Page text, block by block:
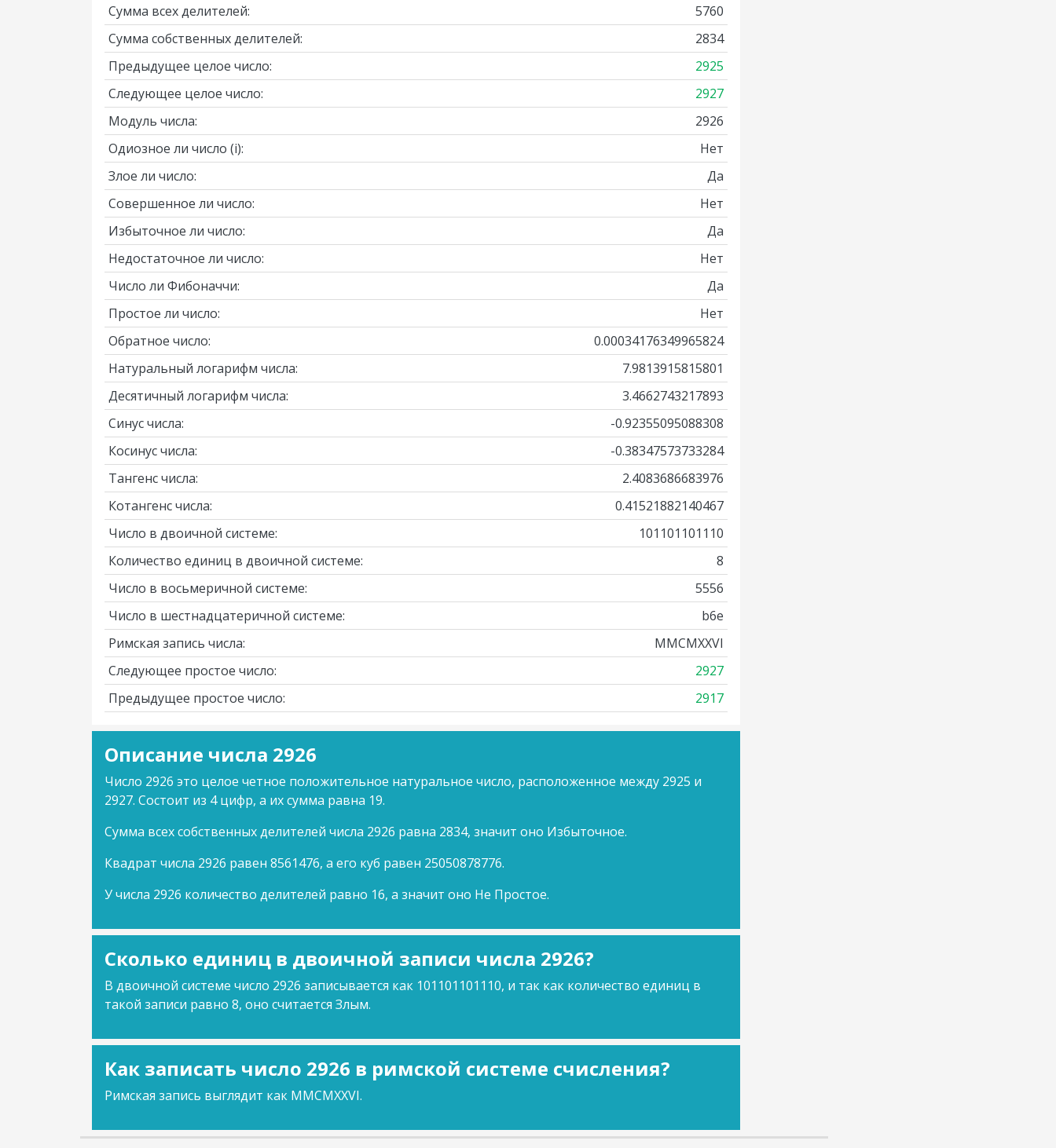
Сумма всех делителей:
5760
Сумма собственных делителей:
2834
Предыдущее целое число:
2925
Следующее целое число:
2927
Модуль числа:
2926
Одиозное ли число (i):
Нет
Злое ли число:
Да
Совершенное ли число:
Нет
Избыточное ли число:
Да
Недостаточное ли число:
Нет
Число ли Фибоначчи:
Да
Простое ли число:
Нет
Обратное число:
0.00034176349965824
Натуральный логарифм числа:
7.9813915815801
Десятичный логарифм числа:
3.4662743217893
Синус числа:
-0.92355095088308
Косинус числа:
-0.38347573733284
Тангенс числа:
2.4083686683976
Котангенс числа:
0.41521882140467
Число в двоичной системе:
101101101110
Количество единиц в двоичной системе:
8
Число в восьмеричной системе:
5556
Число в шестнадцатеричной системе:
b6e
Римская запись числа:
MMCMXXVI
Следующее простое число:
2927
Предыдущее простое число:
2917
Описание числа 2926
Число 2926 это целое четное положительное натуральное число, расположенное между 2925 и
2927. Состоит из 4 цифр, а их сумма равна 19.
Сумма всех собственных делителей числа 2926 равна 2834, значит оно Избыточное.
Квадрат числа 2926 равен 8561476, а его куб равен 25050878776.
У числа 2926 количество делителей равно 16, а значит оно Не Простое.
Сколько единиц в двоичной записи числа 2926?
В двоичной системе число 2926 записывается как 101101101110, и так как количество единиц в
такой записи равно 8, оно считается Злым.
Как записать число 2926 в римской системе счисления?
Римская запись выглядит как MMCMXXVI.